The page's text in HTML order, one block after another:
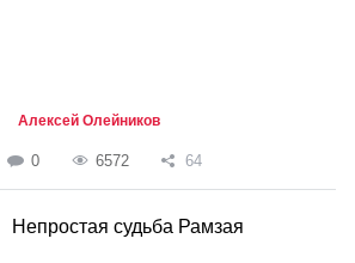
Алексей Олейников
0 6572 64
Непростая судьба Рамзая